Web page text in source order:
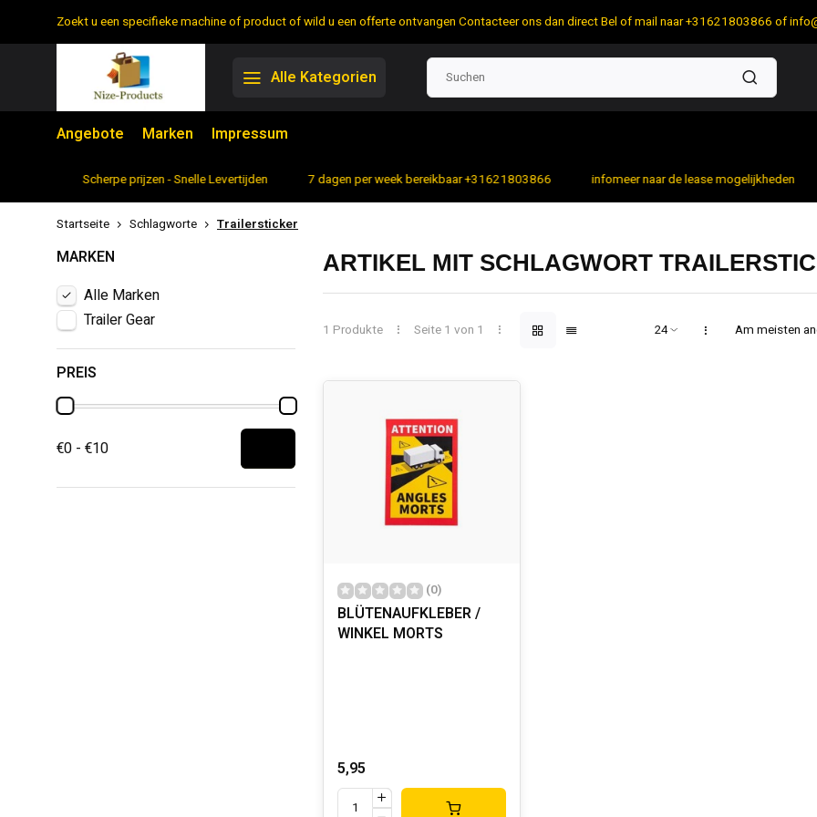
Zoekt u een specifieke machine of product of wild u een offerte ontvangen Contacteer ons dan direct Bel of mail naar +31621803866 of
Alle Kategorien
Angebote Marken Impressum
Scherpe prijzen - Snelle Levertijden 7 dagen per week bereikbaar +31621803866 infomeer naar de lease mogelijkheden
Startseite Schlagworte Trailersticker
MARKEN
Alle Marken
Trailer Gear
PREIS
€0 - €10
ARTIKEL MIT SCHLAGWORT
1 Produkte Seite 1 von 1 Am meisten
(0)
BLÜTENAUFKLEBER /
WINKEL MORTS
5,95